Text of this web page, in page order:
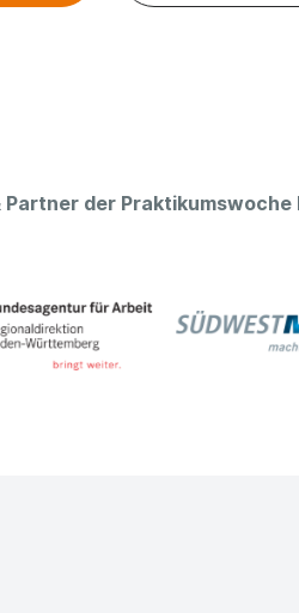
der Praktikumswoche